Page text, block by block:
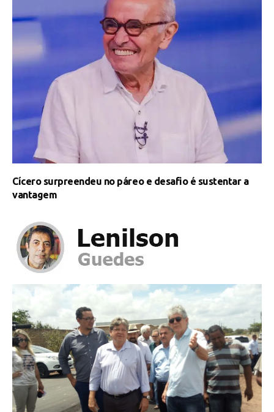
Cícero surpreendeu no páreo e desafio é sustentar a
vantagem